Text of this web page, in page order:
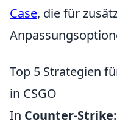
Case, die für
Top 5 Strategien
in CSGO
In Counter-